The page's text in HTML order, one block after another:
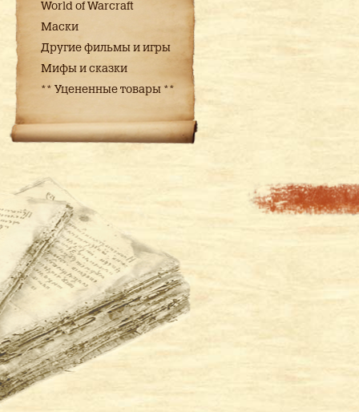
World of Warcraft
Маски
Другие фильмы и игры
Мифы и сказки
** Уцененные товары **